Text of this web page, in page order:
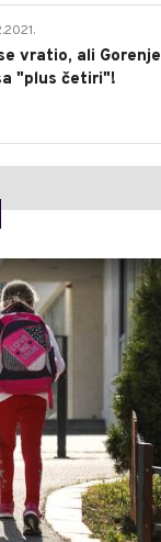
vratio, ali Gorenje
"plus četiri"!